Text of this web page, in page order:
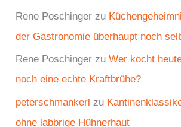
Rene Poschinger zu
der Gastronomie überhaupt noch
Rene Poschinger zuWer kocht
noch eine echte Kraftbrühe?
peterschmankerl zu
ohne labbrige Hühnerhaut